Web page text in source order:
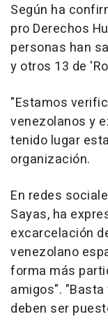
Según ha
pro Derechos
personas han
y otros 13 de
"Estamos
venezolanos y
tenido lugar
organización.
En redes
Sayas, ha
excarcelación
venezolano
forma más
amigos".
deben ser